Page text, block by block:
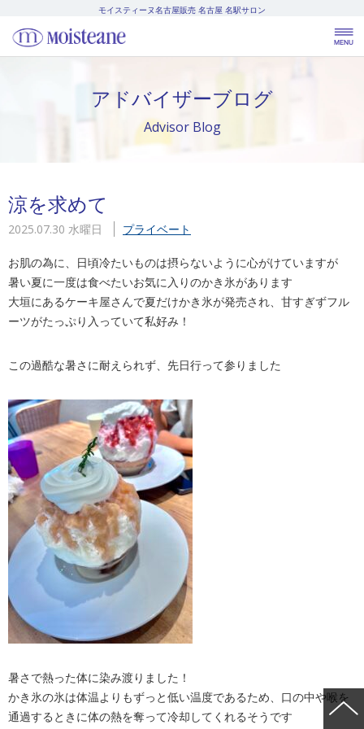
モイスティーヌ名古屋販売 名古屋 名駅サロン
アドバイザーブログ
Advisor Blog
涼を求めて
2025.07.30 水曜日 プライベート
お肌の為に、日頃冷たいものは摂らないように心がけていますが
暑い夏に一度は食べたいお気に入りのかき氷があります
大垣にあるケーキ屋さんで夏だけかき氷が発売され、甘すぎずフル
ーツがたっぷり入っていて私好み！
この過酷な暑さに耐えられず、先日行って参りました
暑さで熱った体に染み渡りました！
かき氷の氷は体温よりもずっと低い温度であるため、口の中や喉を
通過するときに体の熱を奪って冷却してくれるそうです